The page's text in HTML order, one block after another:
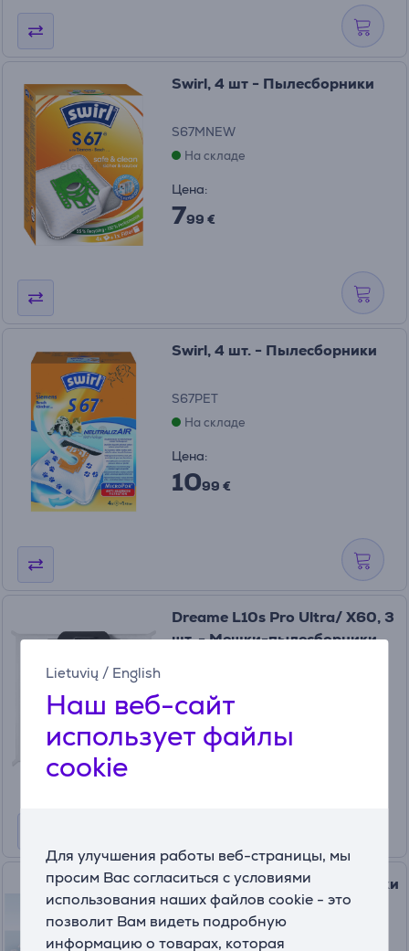
Lietuvių / English
Наш веб-сайт
использует файлы
cookie
Для улучшения работы веб-страницы, мы
просим Вас согласиться с условиями
использования наших файлов cookie - это
позволит Вам видеть подробную
информацию о товарах, которая
Swirl, 4 шт - Пылесборники
S67MNEW
На складе
Цена:
799 €
Swirl, 4 шт. - Пылесборники
S67PET
На складе
Цена:
1099 €
Dreame L10s Pro Ultra/ X60, 3
шт. - Мешки-пылесборники
17 99 €
Thomas, 5 шт. - Пылесборники
(5)
787243